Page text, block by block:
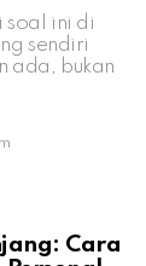
soal ini di
sendiri
ada, bukan
Cara